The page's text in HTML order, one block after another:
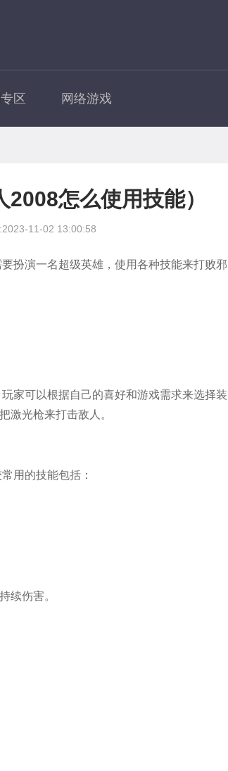
区 网络游戏
怎么使用技能）
11-02 13:00:58
扮演一名超级英雄，使用各种技能来打败邪
家可以根据自己的喜好和游戏需求来选择装
激光枪来打击敌人。
用的技能包括：
续伤害。